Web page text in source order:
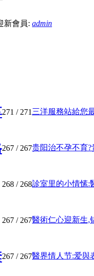
新會員: admin
271 / 271 三洋服務站給您
267 / 267贵阳治不孕不育
268 / 268診室里的小情愫:
267 / 267醫術仁心迎新生,
267 / 267醫界情人节:爱與